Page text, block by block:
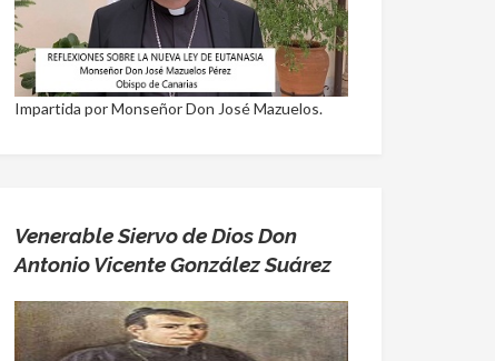
Impartida por Monseñor Don José Mazuelos.
Venerable Siervo de Dios Don
Antonio Vicente González Suárez